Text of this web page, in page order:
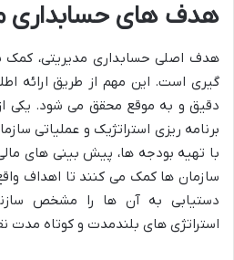
هدف های حسابداری
هدف اصلی حسابداری مدیریتی، کمک
گیری است. این مهم از طریق ارائه
دقیق و به موقع محقق می شود. یکی از
برنامه ریزی استراتژیک و عملیاتی
با تهیه بودجه ها، پیش بینی های
سازمان ها کمک می کنند تا اهداف
دستیابی به آن ها را مشخص
استراتژی های بلندمدت و کوتاه مدت